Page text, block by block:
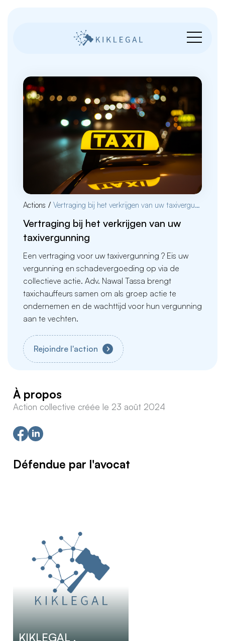
Actions / Vertraging bij het verkrijgen van uw taxivergunning
Vertraging bij het verkrijgen van uw
taxivergunning
Een vertraging voor uw taxivergunning ? Eis uw
vergunning en schadevergoeding op via de
collectieve actie. Adv. Nawal Tassa brengt
taxichauffeurs samen om als groep actie te
ondernemen en de wachttijd voor hun vergunning
aan te vechten.
Rejoindre l'action
À propos
Action collective créée le 23 août 2024
Défendue par l'avocat
KIKLEGAL .